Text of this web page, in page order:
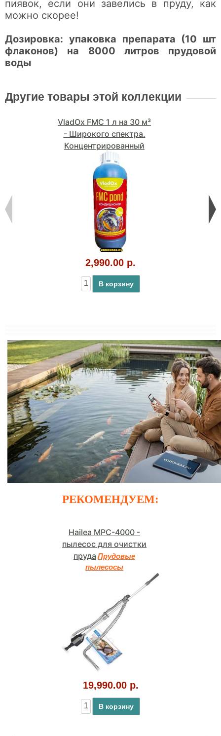
пиявок, если они завелись в пруду, как
можно скорее!
Дозировка: упаковка препарата (10 шт
флаконов) на 8000 литров прудовой
воды
Другие товары этой коллекции
VladOx FMC 1 л на 30 м³
- Широкого спектра.
Концентрированный
2,990.00 р.
В корзину
РЕКОМЕНДУЕМ:
Hailea MPC-4000 -
пылесос для очистки
пруда Прудовые
пылесосы
19,990.00 р.
В корзину